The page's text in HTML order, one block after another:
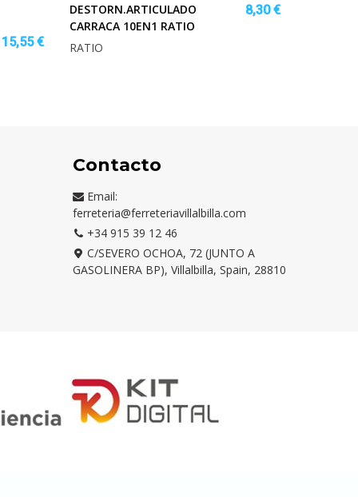
15,55 €
DESTORN.ARTICULADO
CARRACA 10EN1 RATIO
8,30 €
RATIO
Contacto
Email:
ferreteria@ferreteriavillalbilla.com
+34 915 39 12 46
C/SEVERO OCHOA, 72 (JUNTO A
GASOLINERA BP), Villalbilla, Spain, 28810